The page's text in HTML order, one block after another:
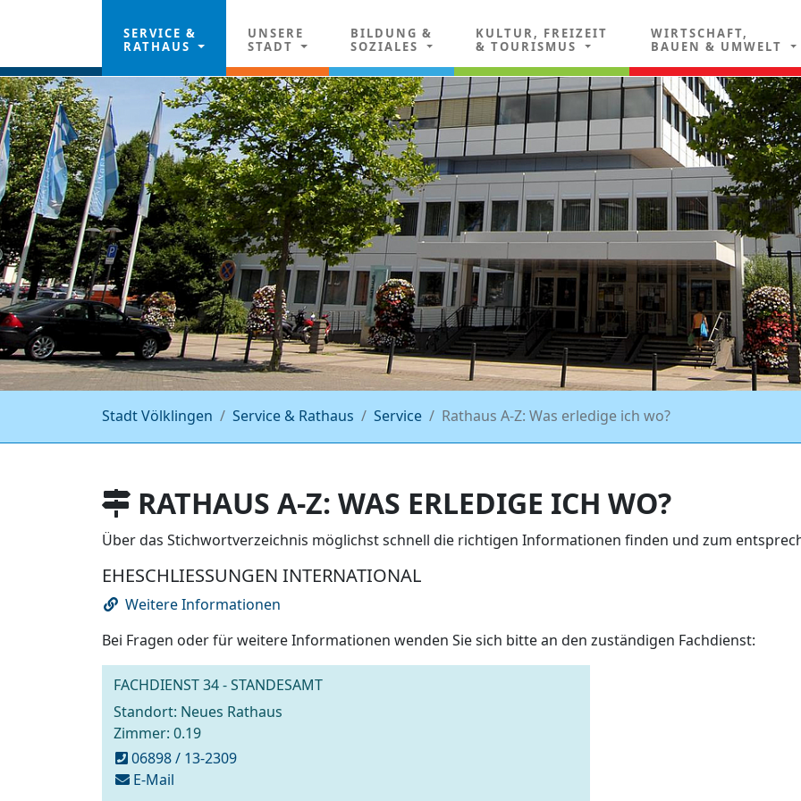
SERVICE &
RATHAUS
UNSERE
STADT
BILDUNG &
SOZIALES
KULTUR, FREIZEIT
& TOURISMUS
WIRTSCHAFT,
BAUEN & UMWELT
Stadt Völklingen Service & Rathaus Service Rathaus A-Z: Was erledige ich wo?
RATHAUS A-Z: WAS ERLEDIGE ICH WO?
Über das Stichwortverzeichnis möglichst schnell die richtigen Informationen finden und zum
EHESCHLIESSUNGEN INTERNATIONAL
Weitere Informationen
Bei Fragen oder für weitere Informationen wenden Sie sich bitte an den zuständigen Fachdienst:
FACHDIENST 34 - STANDESAMT
Standort: Neues Rathaus
Zimmer: 0.19
06898 / 13-2309
E-Mailschreiben